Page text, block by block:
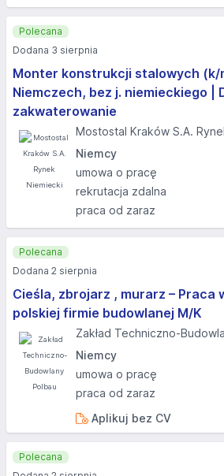
Monter konstrukcji stalowych (k/
Niemczech, bez j. niemieckiego |
zakwaterowanie
Mostostal Kraków S.A.
Niemcy
umowa o pracę
rekrutacja zdalna
praca od zaraz
Polecana
Dodana 3 sierpnia
Cieśla, zbrojarz , murarz – Praca
polskiej firmie budowlanej M/K
Zakład Techniczno-
Niemcy
umowa o pracę
praca od zaraz
Aplikuj bez CV
Polecana
Dodana 2 sierpnia
Polecana